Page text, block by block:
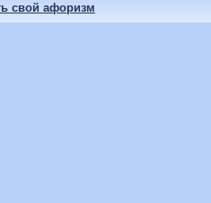
свой афоризм